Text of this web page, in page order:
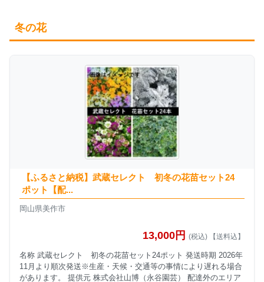
冬の花
【ふるさと納税】武蔵セレクト 初冬の花苗セット24
ポット【配...
岡山県美作市
13,000円 (税込) 【送料込】
名称 武蔵セレクト 初冬の花苗セット24ポット 発送時期 2026年
11月より順次発送※生産・天候・交通等の事情により遅れる場合
があります。 提供元 株式会社山博（永谷園芸） 配達外のエリア